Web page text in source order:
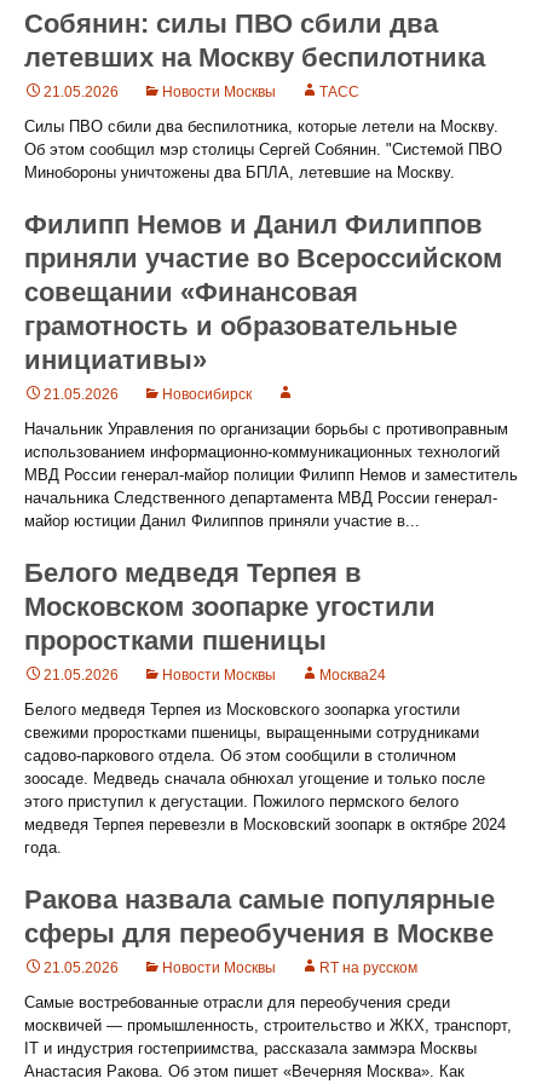
Собянин: силы ПВО сбили два
летевших на Москву беспилотника
21.05.2026 Новости Москвы ТАСС
Силы ПВО сбили два беспилотника, которые летели на Москву.
Об этом сообщил мэр столицы Сергей Собянин. "Системой ПВО
Минобороны уничтожены два БПЛА, летевшие на Москву.
Филипп Немов и Данил Филиппов
приняли участие во Всероссийском
совещании «Финансовая
грамотность и образовательные
инициативы»
21.05.2026 Новосибирск
Начальник Управления по организации борьбы с противоправным
использованием информационно-коммуникационных технологий
МВД России генерал-майор полиции Филипп Немов и заместитель
начальника Следственного департамента МВД России генерал-
майор юстиции Данил Филиппов приняли участие в...
Белого медведя Терпея в
Московском зоопарке угостили
проростками пшеницы
21.05.2026 Новости Москвы Москва24
Белого медведя Терпея из Московского зоопарка угостили
свежими проростками пшеницы, выращенными сотрудниками
садово-паркового отдела. Об этом сообщили в столичном
зоосаде. Медведь сначала обнюхал угощение и только после
этого приступил к дегустации. Пожилого пермского белого
медведя Терпея перевезли в Московский зоопарк в октябре 2024
года.
Ракова назвала самые популярные
сферы для переобучения в Москве
21.05.2026 Новости Москвы RT на русском
Самые востребованные отрасли для переобучения среди
москвичей — промышленность, строительство и ЖКХ, транспорт,
IT и индустрия гостеприимства, рассказала заммэра Москвы
Анастасия Ракова. Об этом пишет «Вечерняя Москва». Как